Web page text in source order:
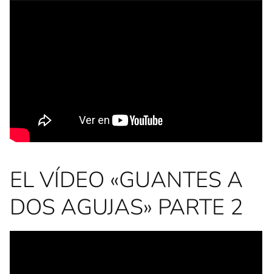
EL VÍDEO «GUANTES A
DOS AGUJAS» PARTE 2